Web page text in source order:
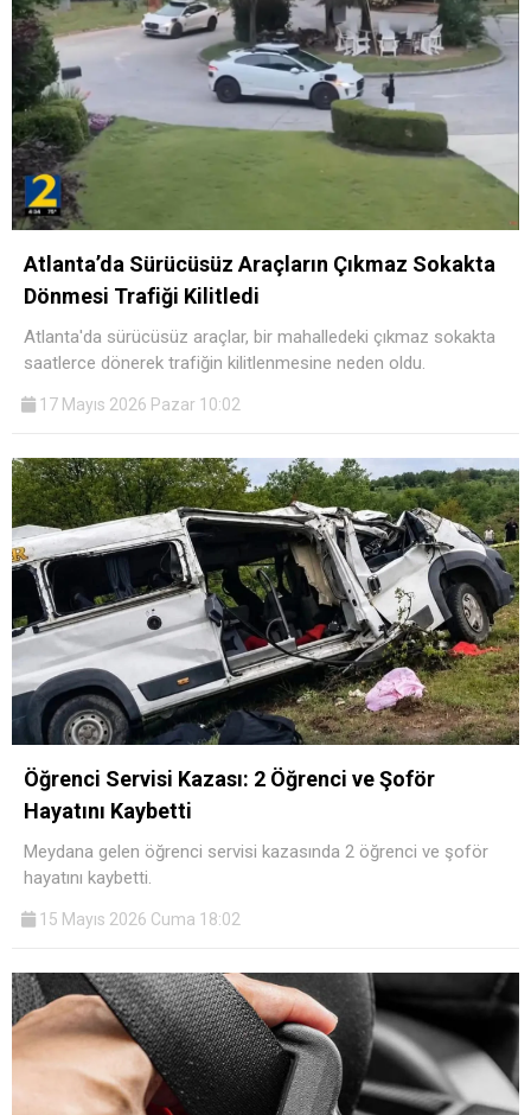
Atlanta’da Sürücüsüz Araçların Çıkmaz Sokakta
Dönmesi Trafiği Kilitledi
Atlanta'da sürücüsüz araçlar, bir mahalledeki çıkmaz sokakta
saatlerce dönerek trafiğin kilitlenmesine neden oldu.
17 Mayıs 2026 Pazar 10:02
Öğrenci Servisi Kazası: 2 Öğrenci ve Şoför
Hayatını Kaybetti
Meydana gelen öğrenci servisi kazasında 2 öğrenci ve şoför
hayatını kaybetti.
15 Mayıs 2026 Cuma 18:02